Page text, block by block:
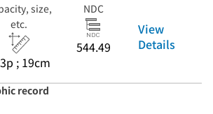
size,
etc.
; 19cm
NDC
544.49
View
Details
record